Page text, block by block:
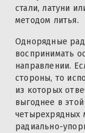
стали, латуни
методом литья.
Однорядные
воспринимать
направлении.
стороны, то
из которых
выгоднее в
четырехрядных
радиально-